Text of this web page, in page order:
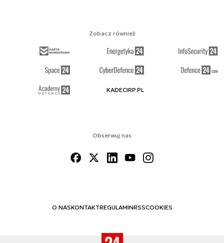
Obserwuj nas
O NASKONTAKTREGULAMINRSSCOOKIES
Zobacz również
KADECIRP.PL